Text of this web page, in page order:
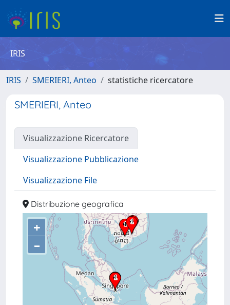
IRIS
IRIS SMERIERI, Anteo statistiche ricercatore
SMERIERI, Anteo
Visualizzazione Ricercatore
Visualizzazione Pubblicazione
Visualizzazione File
Distribuzione geografica
+
–